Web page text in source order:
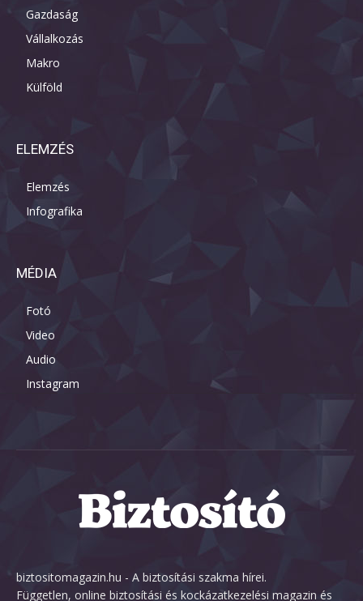
Gazdaság
Vállalkozás
Makro
Külföld
ELEMZÉS
Elemzés
Infografika
MÉDIA
Fotó
Video
Audio
Instagram
biztositomagazin.hu - A biztosítási szakma hírei.
Független, online biztosítási és kockázatkezelési magazin és